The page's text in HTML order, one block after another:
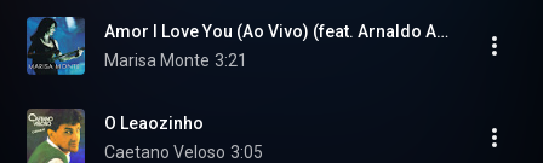
Amor I Love You (Ao Vivo) (feat. Arnaldo Antunes)
Marisa Monte 3:21
O Leaozinho
Caetano Veloso 3:05